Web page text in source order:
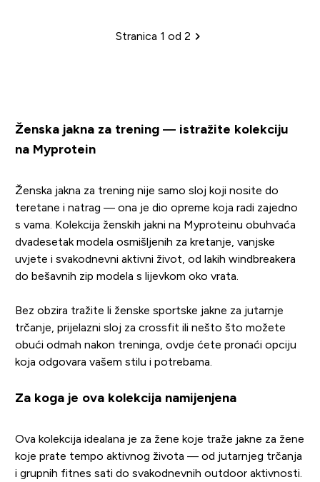
Stranica
Stranica 1 od 2
Ženska jakna za trening — istražite kolekciju
na Myprotein
Ženska jakna za trening nije samo sloj koji nosite do
teretane i natrag — ona je dio opreme koja radi zajedno
s vama. Kolekcija ženskih jakni na Myproteinu obuhvaća
dvadesetak modela osmišljenih za kretanje, vanjske
uvjete i svakodnevni aktivni život, od lakih windbreakera
do bešavnih zip modela s lijevkom oko vrata.
Bez obzira tražite li ženske sportske jakne za jutarnje
trčanje, prijelazni sloj za crossfit ili nešto što možete
obući odmah nakon treninga, ovdje ćete pronaći opciju
koja odgovara vašem stilu i potrebama.
Za koga je ova kolekcija namijenjena
Ova kolekcija idealana je za žene koje traže jakne za žene
koje prate tempo aktivnog života — od jutarnjeg trčanja
i grupnih fitnes sati do svakodnevnih outdoor aktivnosti.